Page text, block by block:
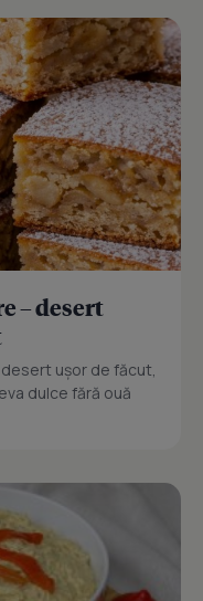
– desert
ușor de făcut,
dulce fără ouă